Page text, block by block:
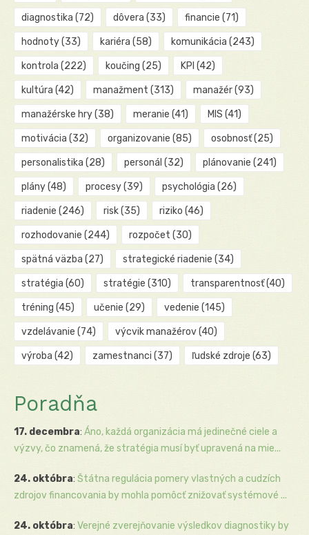
diagnostika (72) dôvera (33) financie (71)
hodnoty(33) kariéra (58) komunikácia (243)
kontrola (222) koučing (25) KPI (42)
kultúra (42) manažment (313) manažér(93)
manažérske hry(38) meranie (41) MIS (41)
motivácia (32) organizovanie (85) osobnosť(25)
personalistika (28) personál (32) plánovanie (241)
plány(48) procesy(39) psychológia (26)
riadenie (246) risk(35) riziko (46)
rozhodovanie (244) rozpočet (30)
spätná väzba (27) strategické riadenie (34)
stratégia (60) stratégie (310) transparentnosť(40)
tréning (45) učenie (29) vedenie (145)
vzdelávanie (74) výcvik manažérov(40)
výroba (42) zamestnanci (37) ľudské zdroje (63)
Poradňa
17. decembra: Áno, každá organizácia má jedinečné ciele a
výzvy, čo znamená, že stratégia musí byť upravená na mie...
24. októbra: Štátna regulácia pomery vlastných a cudzích
zdrojov financovania by mohla pomôcť znižovať systémové ...
24. októbra: Verejné zverejňovanie výsledkov diagnostiky by